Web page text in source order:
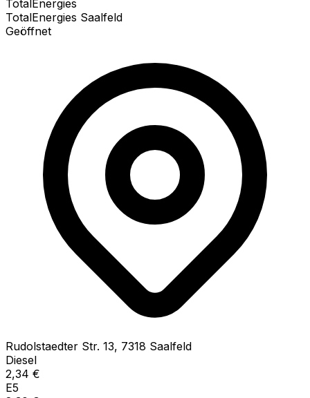
TotalEnergies
TotalEnergies Saalfeld
Geöffnet
Rudolstaedter Str. 13, 7318 Saalfeld
Diesel
2,34 €
E5